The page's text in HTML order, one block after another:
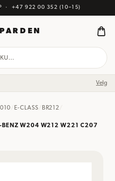
· +47 922 00 352 (10–15)
Velg
E-CLASS BR212
BENZ W204 W212 W221 C207